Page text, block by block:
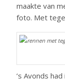
maakte van
foto. Met
’s Avonds